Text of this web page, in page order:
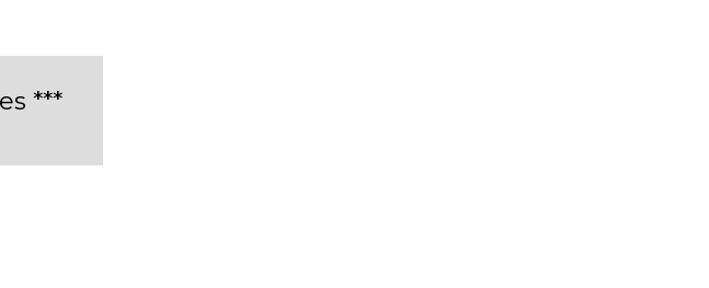
***